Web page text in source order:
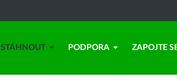
STÁHNOUT PODPORA ZAPOJTE